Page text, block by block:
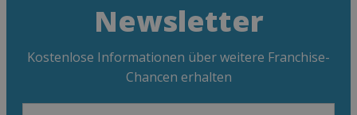
Newsletter
Kostenlose Informationen über weitere Franchise-
Chancen erhalten